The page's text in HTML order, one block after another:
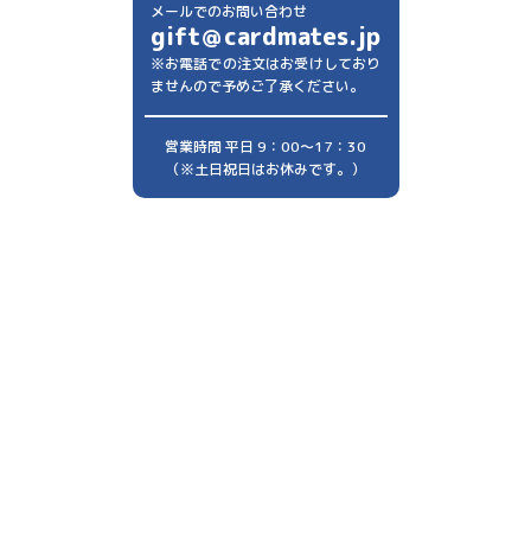
メールでのお問い合わせ
gift＠cardmates.jp
※お電話での注文はお受けしており
ませんので予めご了承ください。
営業時間 平日 9：00～17：30
（※土日祝日はお休みです。）